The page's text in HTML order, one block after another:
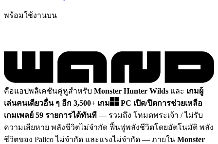
พร้อมใช้งานบน
คือแอปพลิเคชันคู่หูสำหรับ Monster Hunter Wilds และ เกมผู้
เล่นคนเดียวอื่น ๆ อีก 3,500+ เกม
PC เปิด/ปิดการช่วยเหลือ
เกมเพลย์ 59 รายการได้ทันที — รวมถึง โหมดพระเจ้า / ไม่รับ
ความเสียหาย พลังชีวิตไม่จำกัด ฟื้นฟูพลังชีวิตโดยอัตโนมัติ พลัง
ชีวิตของ Palico ไม่จำกัด และแรงไม่จำกัด — ภายใน Monster